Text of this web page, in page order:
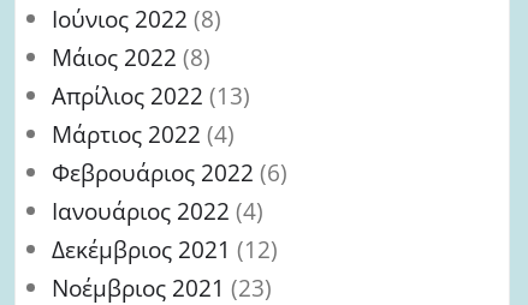
Ιούνιος 2022 (8)
Μάιος 2022 (8)
Απρίλιος 2022 (13)
Μάρτιος 2022 (4)
Φεβρουάριος 2022 (6)
Ιανουάριος 2022 (4)
Δεκέμβριος 2021 (12)
Νοέμβριος 2021 (23)